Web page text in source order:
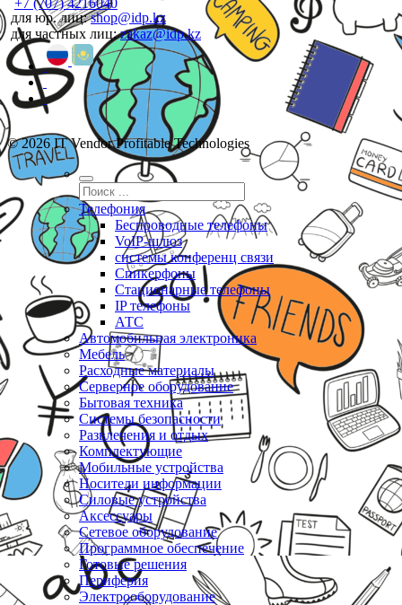
+7 (707) 4216040
для юр. лиц:shop@idp.kz
для частных лиц:zakaz@idp.kz
© 2026 IT Vendor Profitable Technologies
Телефония
Беспроводные телефоны
VoIP-шлюз
системы конференц связи
Спикерфоны
Стационарные телефоны
IP телефоны
АТС
Автомобильная электроника
Мебель
Расходные материалы
Серверное оборудование
Бытовая техника
Системы безопасности
Развлечения и отдых
Комплектующие
Мобильные устройства
Носители информации
Силовые устройства
Аксессуары
Сетевое оборудование
Программное обеспечение
Готовые решения
Периферия
Электрооборудование